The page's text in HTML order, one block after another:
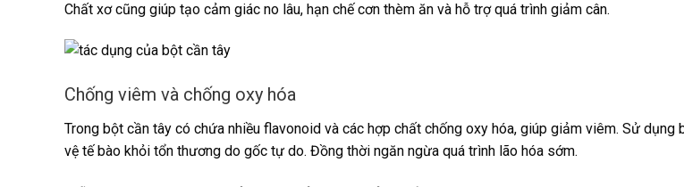
Chất xơ cũng giúp tạo cảm giác no lâu, hạn chế cơn thèm ăn và hỗ trợ quá trình giảm cân.
Chống viêm và chống oxy hóa
Trong bột cần tây có chứa nhiều flavonoid và các hợp chất chống oxy hóa, giúp giảm viêm. Sử dụng
vệ tế bào khỏi tổn thương do gốc tự do. Đồng thời ngăn ngừa quá trình lão hóa sớm.